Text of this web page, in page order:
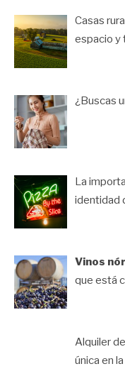
Casas
espacio y
¿Buscas
La
identidad
Vinos
que está
Alquiler
única en